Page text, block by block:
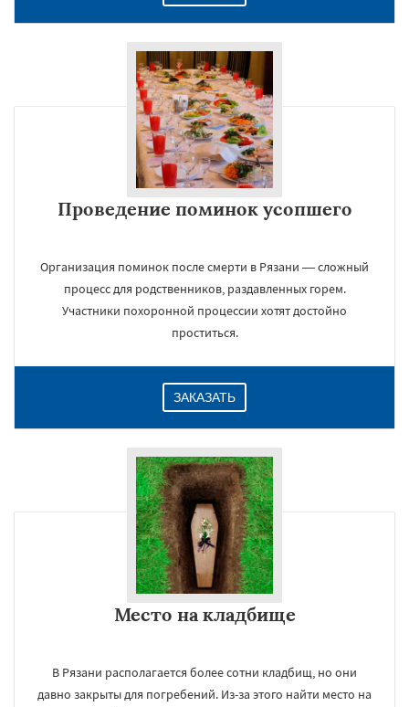
Проведение поминок усопшего
Организация поминок после смерти в Рязани — сложный
процесс для родственников, раздавленных горем.
Участники похоронной процессии хотят достойно
проститься.
ЗАКАЗАТЬ
Место на кладбище
В Рязани располагается более сотни кладбищ, но они
давно закрыты для погребений. Из-за этого найти место на